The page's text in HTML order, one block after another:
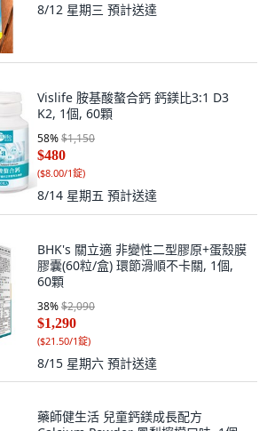
8/12 星期三 預計送達
Vislife 胺基酸螯合鈣 鈣鎂比3:1 D3
K2, 1個, 60顆
58%$1,150
$480
($8.00/1錠)
8/14 星期五 預計送達
BHK's 關立適 非變性二型膠原+蛋殼膜
膠囊(60粒/盒) 環節滑順不卡關, 1個,
60顆
38%$2,090
$1,290
($21.50/1錠)
8/15 星期六 預計送達
藥師健生活 兒童鈣鎂成長配方